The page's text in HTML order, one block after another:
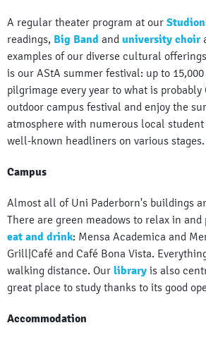
A regular theater program at our
readings, Big Band and university choir
examples of our diverse cultural
is our AStA summer festival: up to
pilgrimage every year to what is probably
outdoor campus festival and enjoy the
atmosphere with numerous local student
well-known headliners on various stages.
Campus
Almost all of Uni Paderborn's buildings
There are green meadows to relax in
eat and drink: Mensa Academica and
Grill|Café and Café Bona Vista.
walking distance. Our library is also
great place to study thanks to its good
Accommodation